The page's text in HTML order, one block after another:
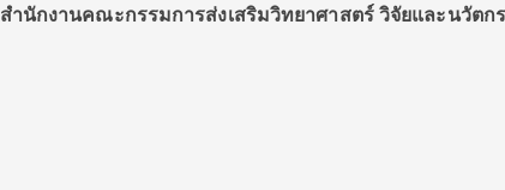
สำนักงานคณะกรรมการส่งเสริมวิทยาศาสตร์ วิจัยและนวัตก